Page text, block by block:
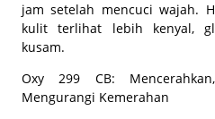
jam setelah mencuci wajah.
kulit terlihat lebih kenyal,
kusam.
Oxy 299 CB:
Mengurangi Kemerahan